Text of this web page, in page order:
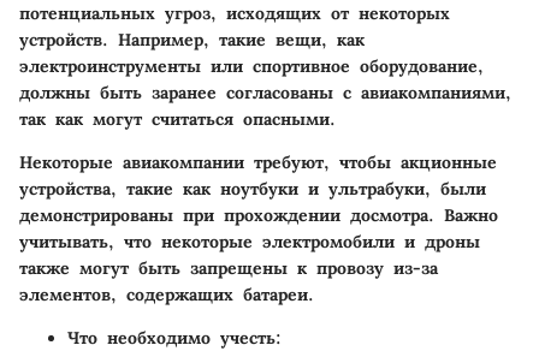
потенциальных угроз, исходящих от некоторых
устройств. Например, такие вещи, как
электроинструменты или спортивное оборудование,
должны быть заранее согласованы с авиакомпаниями,
так как могут считаться опасными.
Некоторые авиакомпании требуют, чтобы акционные
устройства, такие как ноутбуки и ультрабуки, были
демонстрированы при прохождении досмотра. Важно
учитывать, что некоторые электромобили и дроны
также могут быть запрещены к провозу из-за
элементов, содержащих батареи.
Что необходимо учесть: